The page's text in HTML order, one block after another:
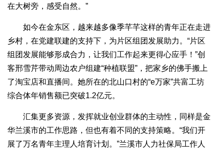
在大树旁，感受自然。”
如今在金东区，越来越多像季芊芊这样的青年正在走进
乡村，在党建联建的支持下，为片区组团发展助力。“片区
组团发展能够形成合力，让我们工作起来更得心应手！”创
客邢雪芹带动周边农户组建“种植联盟”，把家乡的佛手搬上
了淘宝店和直播间。她所在的北山口村的“e万家”共富工坊
综合体年销售额已突破1.2亿元。
汇集更多资源，发挥就业创业群体的主动性，同样是金
华兰溪市的工作思路，但也有着不同的支持策略。“我们开
展了万名青年主理人培育计划。”兰溪市人力社保局工作人